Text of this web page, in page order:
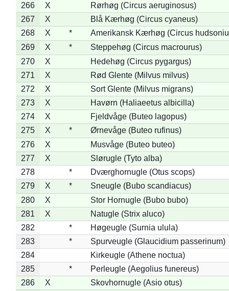
266
X
Rørhøg (Circus aeruginosus)
267
X
Blå Kærhøg (Circus cyaneus)
268
X *
Amerikansk Kærhøg (Circus
269
X *
Steppehøg (Circus macrourus)
270
X
Hedehøg (Circus pygargus)
271
X
Rød Glente (Milvus milvus)
272
X
Sort Glente (Milvus migrans)
273
X
Havørn (Haliaeetus albicilla)
274
X
Fjeldvåge (Buteo lagopus)
275
X *
Ørnevåge (Buteo rufinus)
276
X
Musvåge (Buteo buteo)
277
X
Slørugle (Tyto alba)
278
*
Dværghornugle (Otus scops)
279
X *
Sneugle (Bubo scandiacus)
280
X
Stor Hornugle (Bubo bubo)
281
X
Natugle (Strix aluco)
282
*
Høgeugle (Surnia ulula)
283
*
Spurveugle (Glaucidium passerinum)
284
Kirkeugle (Athene noctua)
285
*
Perleugle (Aegolius funereus)
286
X
Skovhornugle (Asio otus)